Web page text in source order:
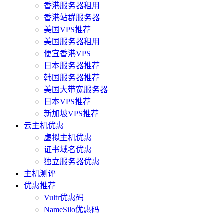
香港服务器租用
香港站群服务器
美国VPS推荐
美国服务器租用
便宜香港VPS
日本服务器推荐
韩国服务器推荐
美国大带宽服务器
日本VPS推荐
新加坡VPS推荐
云主机优惠
虚拟主机优惠
证书域名优惠
独立服务器优惠
主机测评
优惠推荐
Vultr优惠码
NameSilo优惠码